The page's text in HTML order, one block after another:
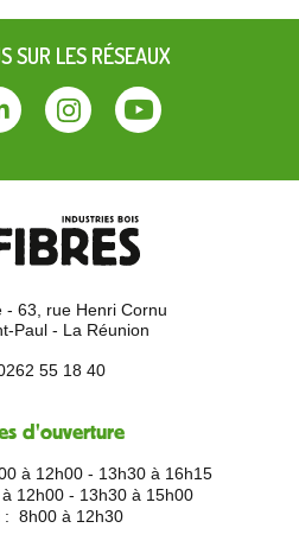
SUR LES RÉSEAUX
InstagramYoutube
- 63, rue Henri Cornu
Paul - La Réunion
55 18 40
d'ouverture
à 12h00 - 13h30 à 16h15
12h00 - 13h30 à 15h00
: 8h00 à 12h30